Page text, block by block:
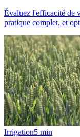
Évaluez l'efficacité de
pratique complet, et
Irrigation5 min